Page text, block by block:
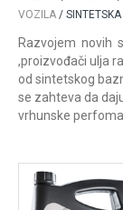
VOZILA / SINTETSKA
Razvojem novih
,proizvođači ulja
od sintetskog
se zahteva da
vrhunske